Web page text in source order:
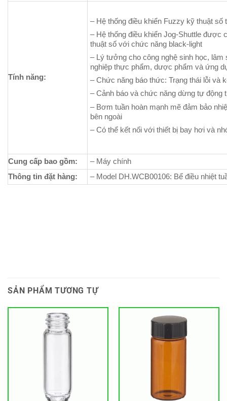
Tính năng:
– Hệ thống điều khiển Fuzzy kỹ thuật
– Hệ thống điều khiển Jog-Shuttle được
thuật số với chức năng black-light
– Lý tưởng cho công nghệ sinh học,
nghiệp thực phẩm, dược phẩm và ứng
– Chức năng báo thức: Trạng thái lỗi và
– Cảnh báo và chức năng dừng tự động
– Bơm tuần hoàn mạnh mẽ đảm bảo
bên ngoài
– Có thể kết nối với thiết bị bay hơi và
Cung cấp bao gồm:
– Máy chính
Thông tin đặt hàng:
– Model DH.WCB00106: Bể điều nhiệt
SẢN PHẨM TƯƠNG TỰ